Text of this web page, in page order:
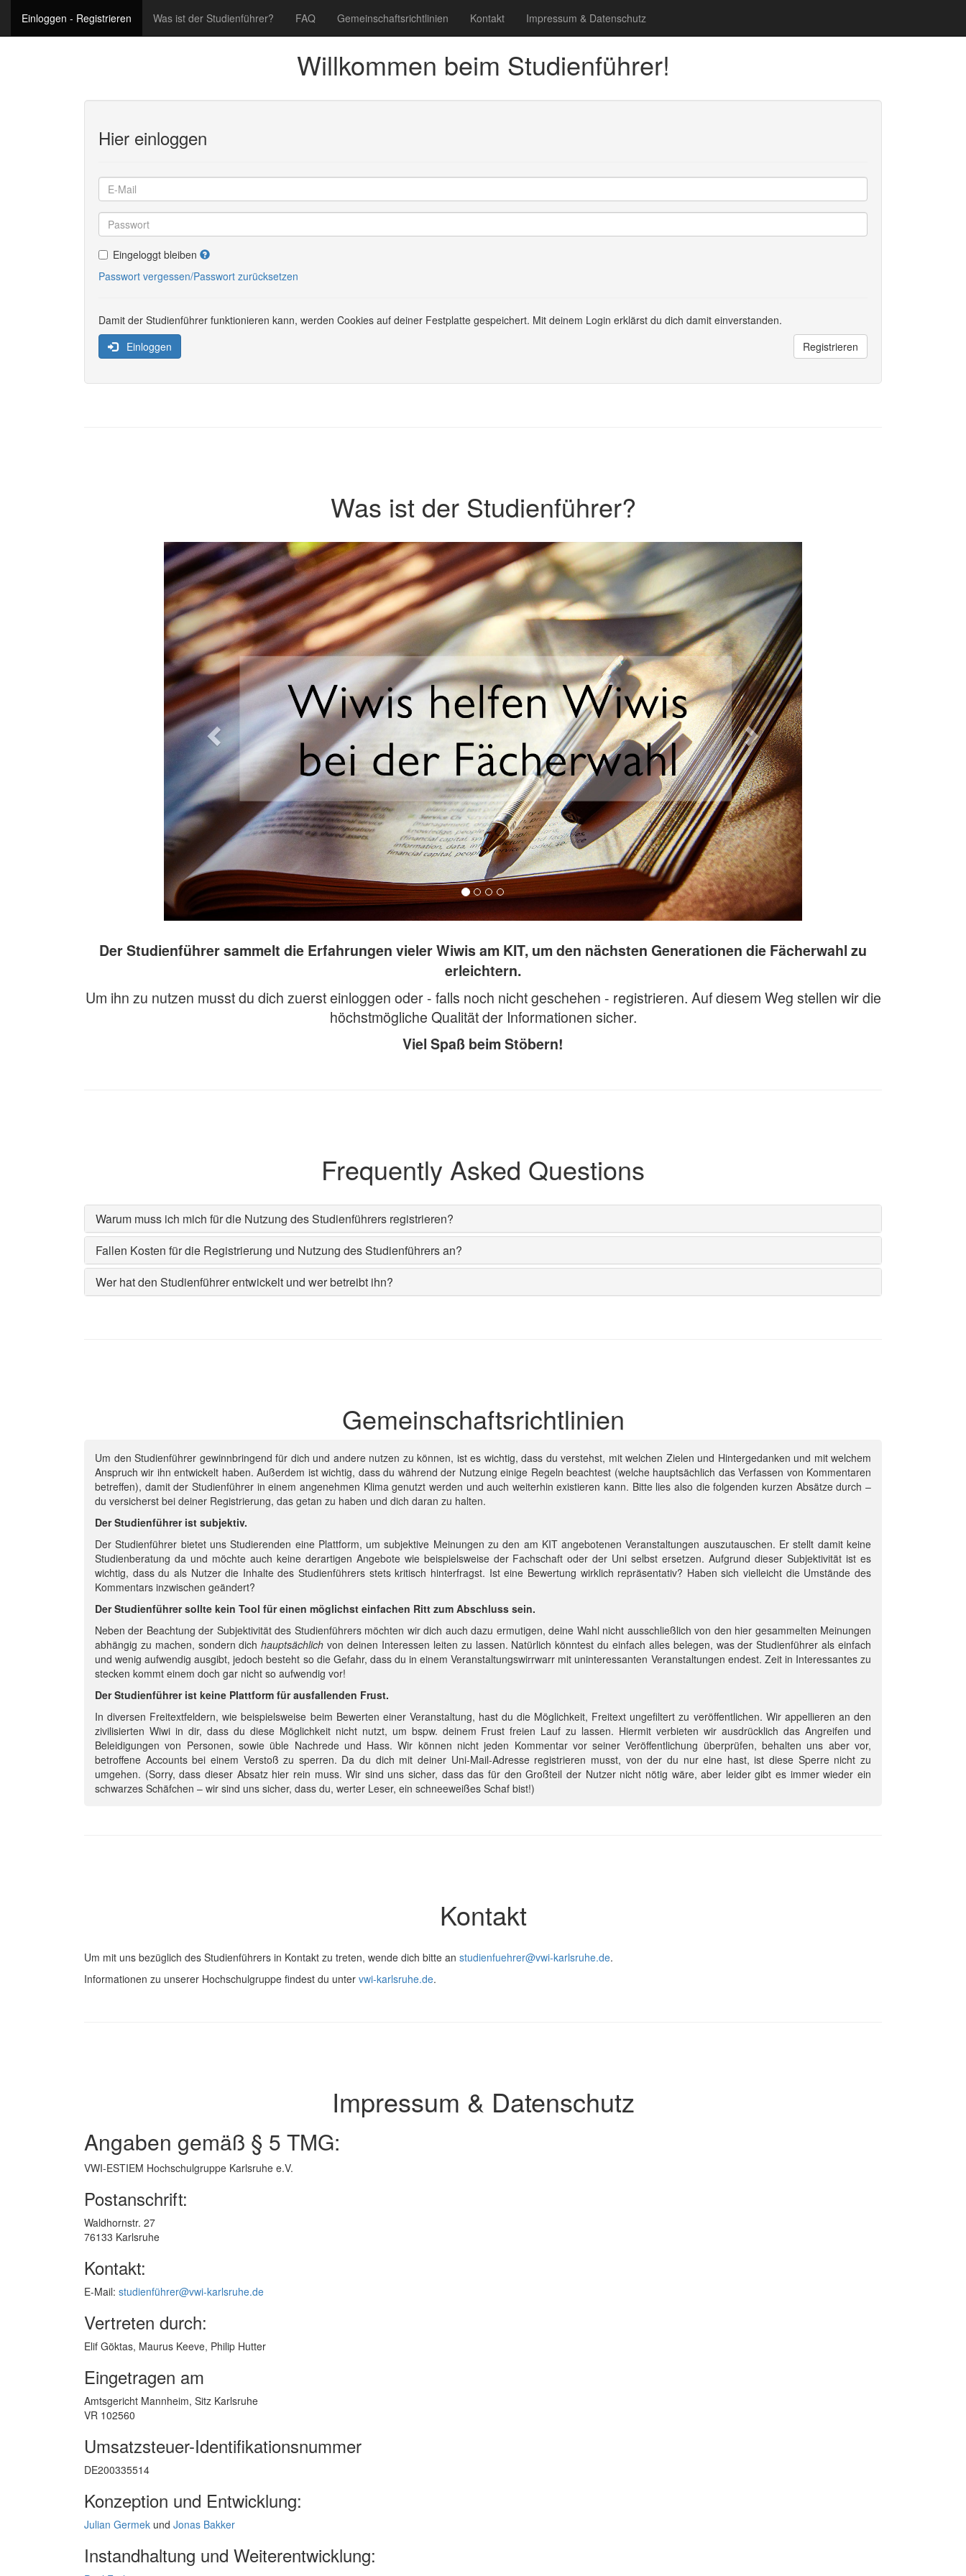
Einloggen - Registrieren Was ist der Studienführer? FAQ Gemeinschaftsrichtlinien Kontakt Impressum & Datenschutz
Willkommen beim Studienführer!
Hier einloggen
Eingeloggt bleiben
Passwort vergessen/Passwort zurücksetzen
Damit der Studienführer funktionieren kann, werden Cookies auf deiner Festplatte gespeichert. Mit deinem Login erklärst du dich damit einverstanden.
Einloggen
Registrieren
Was ist der Studienführer?
Previous
Der Studienführer sammelt die Erfahrungen vieler Wiwis am KIT, um den nächsten Generationen die Fächerwahl zu
erleichtern.
Um ihn zu nutzen musst du dich zuerst einloggen oder - falls noch nicht geschehen - registrieren. Auf diesem Weg stellen wir die
höchstmögliche Qualität der Informationen sicher.
Viel Spaß beim Stöbern!
Frequently Asked Questions
Warum muss ich mich für die Nutzung des Studienführers registrieren?
Fallen Kosten für die Registrierung und Nutzung des Studienführers an?
Wer hat den Studienführer entwickelt und wer betreibt ihn?
Gemeinschafts­richtlinien
Um den Studienführer gewinnbringend für dich und andere nutzen zu können, ist es wichtig, dass du verstehst, mit welchen Zielen und Hintergedanken und mit welchem
Anspruch wir ihn entwickelt haben. Außerdem ist wichtig, dass du während der Nutzung einige Regeln beachtest (welche hauptsächlich das Verfassen von Kommentaren
betreffen), damit der Studienführer in einem angenehmen Klima genutzt werden und auch weiterhin existieren kann. Bitte lies also die folgenden kurzen Absätze durch –
du versicherst bei deiner Registrierung, das getan zu haben und dich daran zu halten.
Der Studienführer ist subjektiv.
Der Studienführer bietet uns Studierenden eine Plattform, um subjektive Meinungen zu den am KIT angebotenen Veranstaltungen auszutauschen. Er stellt damit keine
Studienberatung da und möchte auch keine derartigen Angebote wie beispielsweise der Fachschaft oder der Uni selbst ersetzen. Aufgrund dieser Subjektivität ist es
wichtig, dass du als Nutzer die Inhalte des Studienführers stets kritisch hinterfragst. Ist eine Bewertung wirklich repräsentativ? Haben sich vielleicht die Umstände des
Kommentars inzwischen geändert?
Der Studienführer sollte kein Tool für einen möglichst einfachen Ritt zum Abschluss sein.
Neben der Beachtung der Subjektivität des Studienführers möchten wir dich auch dazu ermutigen, deine Wahl nicht ausschließlich von den hier gesammelten Meinungen
abhängig zu machen, sondern dichhauptsächlich von deinen Interessen leiten zu lassen. Natürlich könntest du einfach alles belegen, was der Studienführer als einfach
und wenig aufwendig ausgibt, jedoch besteht so die Gefahr, dass du in einem Veranstaltungswirrwarr mit uninteressanten Veranstaltungen endest. Zeit in Interessantes zu
stecken kommt einem doch gar nicht so aufwendig vor!
Der Studienführer ist keine Plattform für ausfallenden Frust.
In diversen Freitextfeldern, wie beispielsweise beim Bewerten einer Veranstaltung, hast du die Möglichkeit, Freitext ungefiltert zu veröffentlichen. Wir appellieren an den
zivilisierten Wiwi in dir, dass du diese Möglichkeit nicht nutzt, um bspw. deinem Frust freien Lauf zu lassen. Hiermit verbieten wir ausdrücklich das Angreifen und
Beleidigungen von Personen, sowie üble Nachrede und Hass. Wir können nicht jeden Kommentar vor seiner Veröffentlichung überprüfen, behalten uns aber vor,
betroffene Accounts bei einem Verstoß zu sperren. Da du dich mit deiner Uni-Mail-Adresse registrieren musst, von der du nur eine hast, ist diese Sperre nicht zu
umgehen. (Sorry, dass dieser Absatz hier rein muss. Wir sind uns sicher, dass das für den Großteil der Nutzer nicht nötig wäre, aber leider gibt es immer wieder ein
schwarzes Schäfchen – wir sind uns sicher, dass du, werter Leser, ein schneeweißes Schaf bist!)
Kontakt
Um mit uns bezüglich des Studienführers in Kontakt zu treten, wende dich bitte an studienfuehrer@vwi-karlsruhe.de.
Informationen zu unserer Hochschulgruppe findest du unter vwi-karlsruhe.de.
Impressum & Datenschutz
Angaben gemäß § 5 TMG:
VWI-ESTIEM Hochschulgruppe Karlsruhe e.V.
Postanschrift:
Waldhornstr. 27
76133 Karlsruhe
Kontakt:
E-Mail: studienführer@vwi-karlsruhe.de
Vertreten durch:
Elif Göktas, Maurus Keeve, Philip Hutter
Eingetragen am
Amtsgericht Mannheim, Sitz Karlsruhe
VR 102560
Umsatzsteuer-Identifikationsnummer
DE200335514
Konzeption und Entwicklung:
Julian Germek und Jonas Bakker
Instandhaltung und Weiterentwicklung: